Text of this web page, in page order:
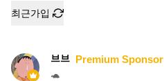
최근가입
브브 Premium Sponsor
🐢